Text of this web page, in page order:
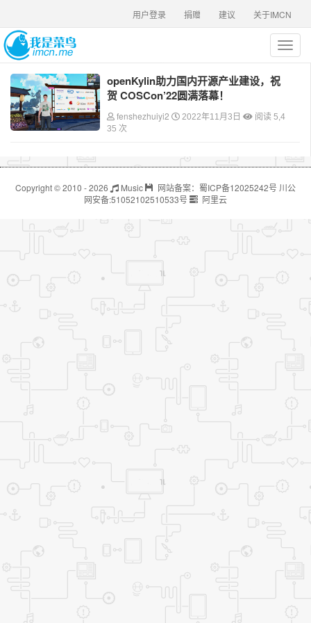
关于IMCN
建议
捐赠
用户登录
T
o
e
v
i
g
i
n
openKylin助力国内开源产业建设，祝
贺 COSCon’22圆满落幕！
fenshezhuiyi2 2022年11月3日
阅读 5,4
35 次
Copyright © 2010 - 2026 Music 网站备案： 蜀ICP备12025242号 川公
网安备:51052102510533号 阿里云